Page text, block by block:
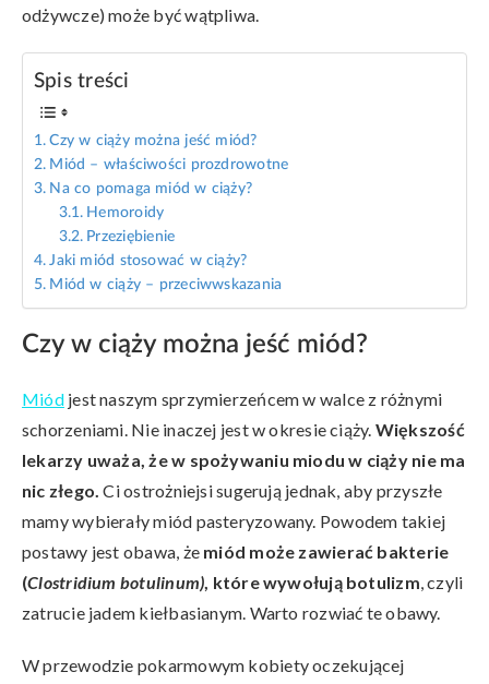
odżywcze) może być wątpliwa.
Spis treści
Czy w ciąży można jeść miód?
Miód – właściwości prozdrowotne
Na co pomaga miód w ciąży?
Hemoroidy
Przeziębienie
Jaki miód stosować w ciąży?
Miód w ciąży – przeciwwskazania
Czy w ciąży można jeść miód?
Miódjest naszym sprzymierzeńcem w walce z różnymi
schorzeniami. Nie inaczej jest w okresie ciąży. Większość
lekarzy uważa, że w spożywaniu miodu w ciąży nie ma
nic złego.Ci ostrożniejsi sugerują jednak, aby przyszłe
mamy wybierały miód pasteryzowany. Powodem takiej
postawy jest obawa, że miód może zawierać bakterie
(Clostridium botulinum), które wywołują botulizm, czyli
zatrucie jadem kiełbasianym. Warto rozwiać te obawy.
W przewodzie pokarmowym kobiety oczekującej